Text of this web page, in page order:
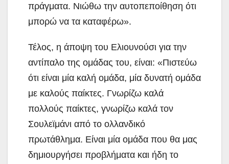
πράγματα. Νιώθω την αυτοπεποίθηση ότι
μπορώ να τα καταφέρω».
Τέλος, η άποψη του Ελιουνούσι για την
αντίπαλο της ομάδας του, είναι: «Πιστεύω
ότι είναι μία καλή ομάδα, μία δυνατή ομάδα
με καλούς παίκτες. Γνωρίζω καλά
πολλούς παίκτες, γνωρίζω καλά τον
Σουλεϊμάνι από το ολλανδικό
πρωτάθλημα. Είναι μία ομάδα που θα μας
δημιουργήσει προβλήματα και ήδη το